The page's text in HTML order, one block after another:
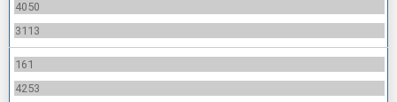
4050
3113
161
4253